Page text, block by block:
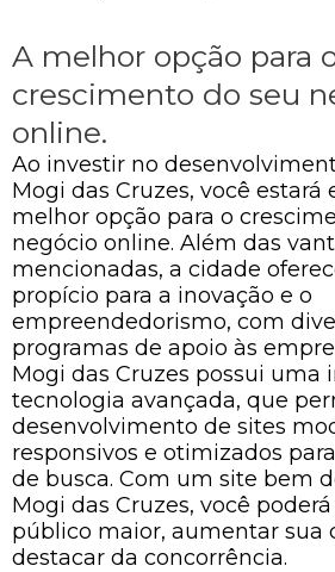
A melhor opção para
crescimento do seu
online.
Ao investir no
Mogi das Cruzes, você estará
melhor opção para o
negócio online. Além das
mencionadas, a cidade
propício para a inovação e o
empreendedorismo, com
programas de apoio às
Mogi das Cruzes possui uma
tecnologia avançada, que
desenvolvimento de sites
responsivos e otimizados
de busca. Com um site bem
Mogi das Cruzes, você
público maior, aumentar sua
destacar da concorrência.